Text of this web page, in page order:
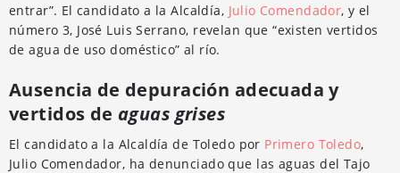
entrar”. El candidato a la Alcaldía, Julio Comendador, y el
número 3, José Luis Serrano, revelan que “existen vertidos
de agua de uso doméstico” al río.
Ausencia de depuración adecuada y
vertidos de aguas grises
El candidato a la Alcaldía de Toledo por Primero Toledo,
Julio Comendador, ha denunciado que las aguas del Tajo